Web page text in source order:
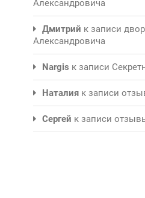
Александровича
Дмитрий к записи
Александровича
Nargis к записи
Наталия к записи
Сергей к записи